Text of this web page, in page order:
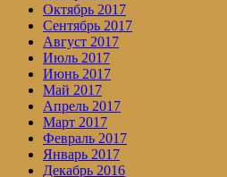
Октябрь 2017
Сентябрь 2017
Август 2017
Июль 2017
Июнь 2017
Май 2017
Апрель 2017
Март 2017
Февраль 2017
Январь 2017
Декабрь 2016